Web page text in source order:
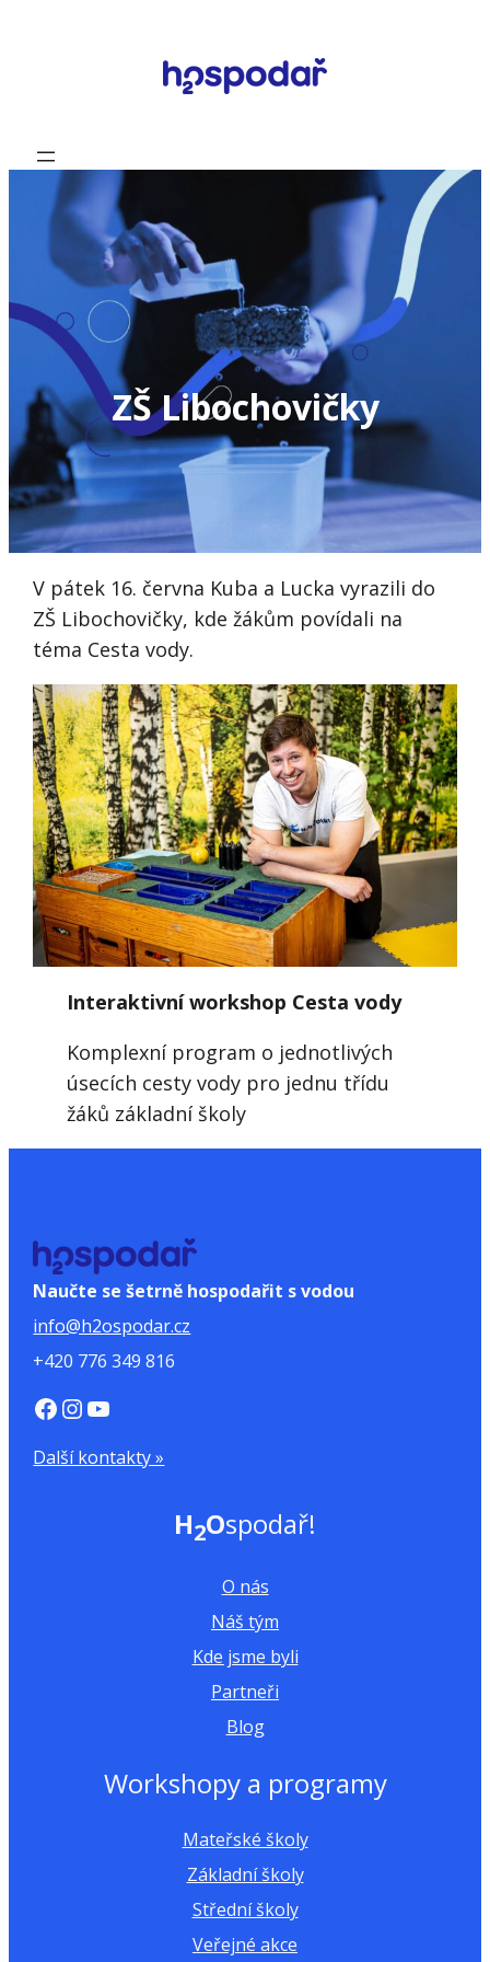
ZŠ Libochovičky
V pátek 16. června Kuba a Lucka vyrazili do
ZŠ Libochovičky, kde žákům povídali na
téma Cesta vody.
Interaktivní workshop Cesta vody
Komplexní program o jednotlivých
úsecích cesty vody pro jednu třídu
žáků základní školy
Naučte se šetrně hospodařit s vodou
info@h2ospodar.cz
+420 776 349 816
https://www.facebook.com/H2Ospodar InstagramYouTube
Další kontakty »
H2Ospodař!
O nás
Náš tým
Kde jsme byli
Partneři
Blog
Workshopy a programy
Mateřské školy
Základní školy
Střední školy
Veřejné akce